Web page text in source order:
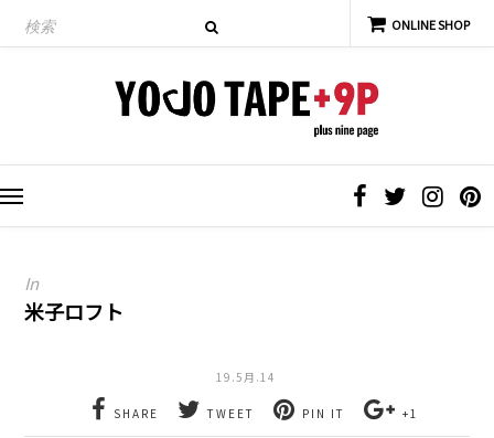
In
米子ロフト
19.5月.14
SHARE TWEET PIN IT +1